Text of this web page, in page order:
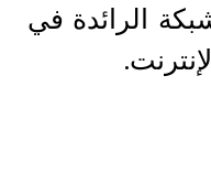
الرائدة في